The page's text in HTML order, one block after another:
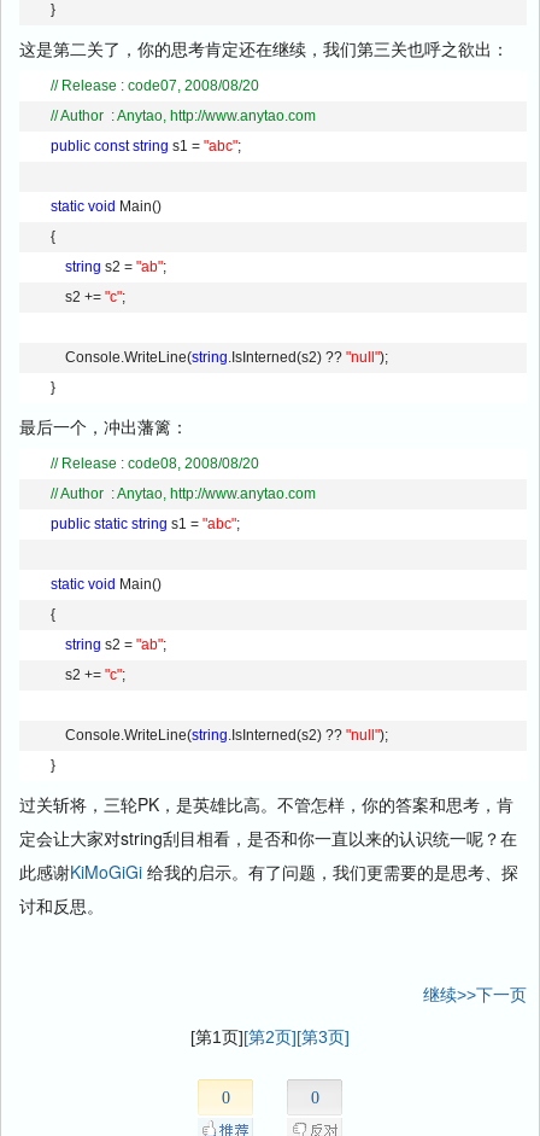
        }
这是第二关了，你的思考肯定还在继续，我们第三关也呼之欲出：
// Release : code07, 2008/08/20
// Author  : Anytao, http://www.anytao.com
public const string s1 = "abc";
static void Main()
        {
string s2 = "ab";
            s2 +=
"c";
            Console.WriteLine(
string.IsInterned(s2) ?? "null");
        }
最后一个，冲出藩篱：
// Release : code08, 2008/08/20
// Author  : Anytao, http://www.anytao.com
public static string s1 = "abc";
static void Main()
        {
string s2 = "ab";
            s2 +=
"c";
            Console.WriteLine(
string.IsInterned(s2) ?? "null");
        }
过关斩将，三轮PK，是英雄比高。不管怎样，你的答案和思考，肯
定会让大家对string刮目相看，是否和你一直以来的认识统一呢？在
此感谢KiMoGiGi 给我的启示。有了问题，我们更需要的是思考、探
讨和反思。
继续>>下一页
[第1页][第2页][第3页]
0 0